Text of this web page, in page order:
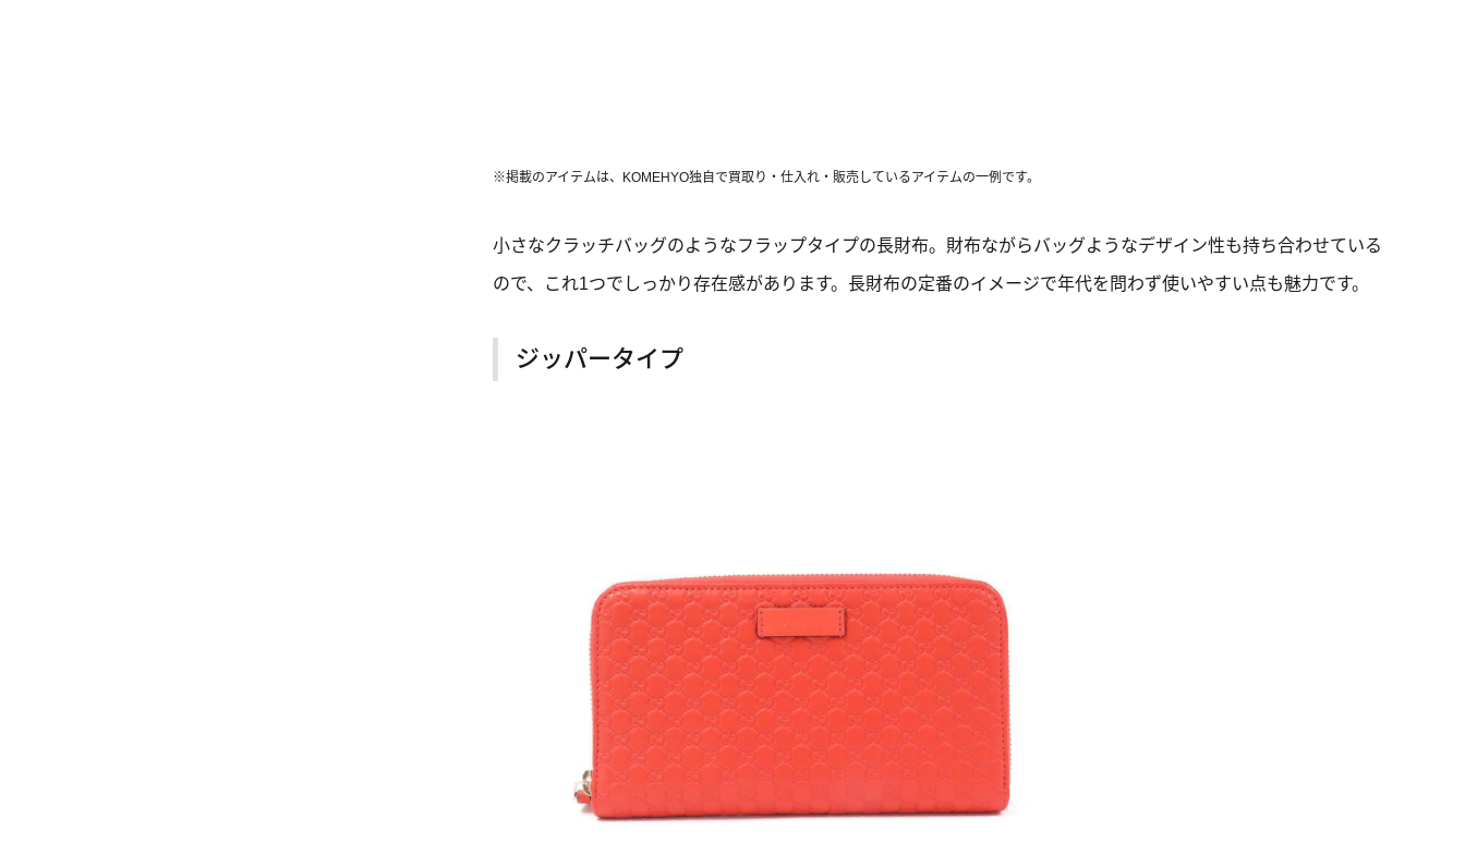
※掲載のアイテムは、KOMEHYO独自で買取り・仕入れ・販売しているアイテムの一例です。
小さなクラッチバッグのようなフラップタイプの長財布。財布ながらバッグようなデザイン性も持ち合わせている
ので、これ1つでしっかり存在感があります。長財布の定番のイメージで年代を問わず使いやすい点も魅力です。
ジッパータイプ